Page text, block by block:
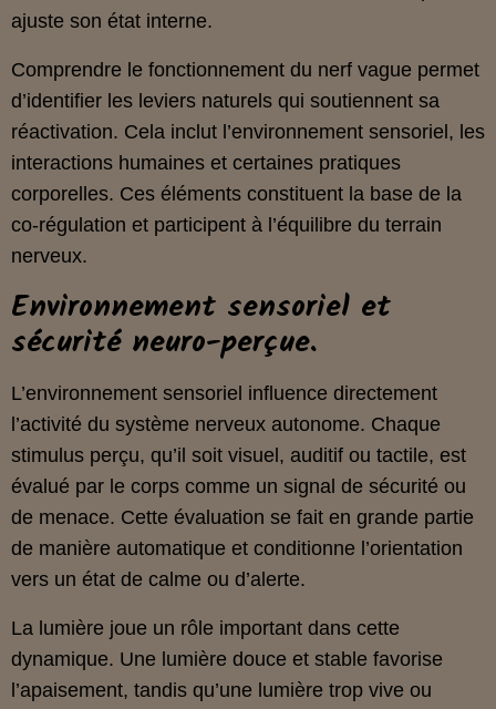
ajuste son état interne.
Comprendre le fonctionnement du nerf vague permet
d’identifier les leviers naturels qui soutiennent sa
réactivation. Cela inclut l’environnement sensoriel, les
interactions humaines et certaines pratiques
corporelles. Ces éléments constituent la base de la
co‑régulation et participent à l’équilibre du terrain
nerveux.
Environnement sensoriel et
sécurité neuro-perçue.
L’environnement sensoriel influence directement
l’activité du système nerveux autonome. Chaque
stimulus perçu, qu’il soit visuel, auditif ou tactile, est
évalué par le corps comme un signal de sécurité ou
de menace. Cette évaluation se fait en grande partie
de manière automatique et conditionne l’orientation
vers un état de calme ou d’alerte.
La lumière joue un rôle important dans cette
dynamique. Une lumière douce et stable favorise
l’apaisement, tandis qu’une lumière trop vive ou